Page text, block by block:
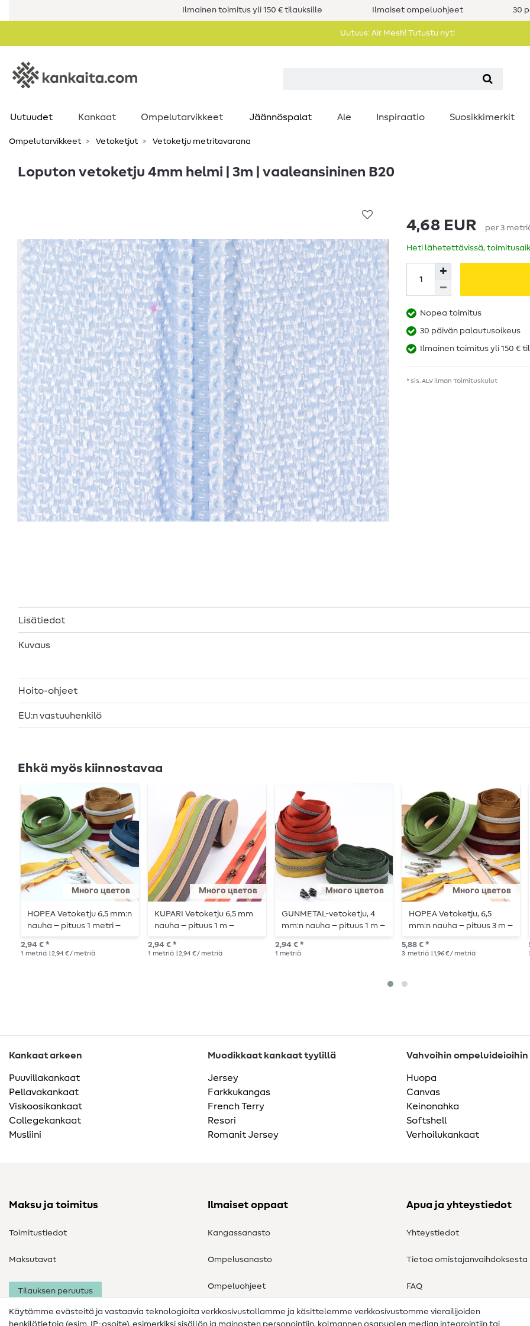
Ilmainen toimitus yli 150 € tilauksille Ilmaiset ompeluohjeet 30
Uutuus: Air Mesh! Tutustu nyt!
Uutuudet Kankaat Ompelutarvikkeet Jäännöspalat Ale Inspiraatio Suosikkimerkit
Ompelutarvikkeet Vetoketjut Vetoketju metritavarana
Loputon vetoketju 4mm helmi | 3m | vaaleansininen B20
4,68 EUR per 3
Heti lähetettävissä,
Nopea toimitus
30 päivän palautusoikeus
Ilmainen toimitus yli 150 €
* sis. ALV ilman Toimituskulut
Lisätiedot
Kuvaus
Hoito-ohjeet
EU:n vastuuhenkilö
Ehkä myös kiinnostavaa
Много цветов
HOPEA Vetoketju 6,5 mm:n
nauha – pituus 1 metri –
metallisoitu
2,94 € *
1 metriä | 2,94 € / metriä
Много цветов
KUPARI Vetoketju 6,5 mm
nauha – pituus 1 m –
metallisoitu
2,94 € *
1 metriä | 2,94 € / metriä
Много цветов
GUNMETAL-vetoketju, 4
mm:n nauha – pituus 1 m –
metallisoitu
2,94 € *
1 metriä
Много цветов
HOPEA Vetoketju, 6,5
mm:n nauha – pituus 3 m –
metallisoitu
5,88 € *
3 metriä | 1,96 € / metriä
Kankaat arkeen
Puuvillakankaat
Pellavakankaat
Viskoosikankaat
Collegekankaat
Musliini
Muodikkaat kankaat tyylillä
Jersey
Farkkukangas
French Terry
Resori
Romanit Jersey
Vahvoihin ompeluideioihin
Huopa
Canvas
Keinonahka
Softshell
Verhoilukankaat
Maksu ja toimitus
Toimitustiedot
Maksutavat
Tilauksen peruutus
Ilmaiset oppaat
Kangassanasto
Ompelusanasto
Ompeluohjeet
Apua ja yhteystiedot
Yhteystiedot
Tietoa omistajanvaihdoksesta
FAQ
Peruutusoikeus
Käytämme evästeitä ja vastaavia teknologioita verkkosivustollamme ja käsittelemme verkkosivustomme vierailijoiden
henkilötietoja (esim. IP-osoite), esimerkiksi sisällön ja mainosten personointiin, kolmannen osapuolen median integrointiin tai